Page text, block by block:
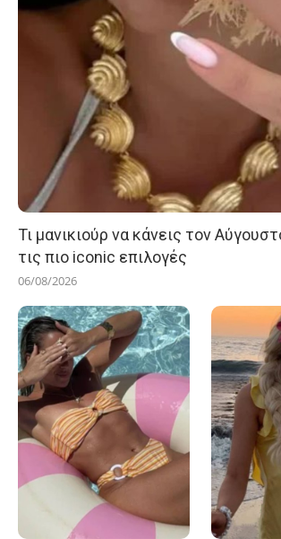
Τι μανικιούρ να κάνεις τον
τις πιο iconic επιλογές
06/08/2026